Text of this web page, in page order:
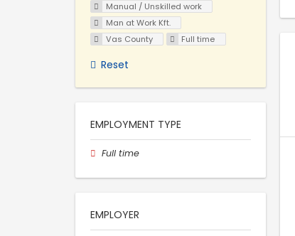
Manual / Unskilled work
Man at Work Kft.
Vas County
Full time
Reset
EMPLOYMENT TYPE
Full time
EMPLOYER